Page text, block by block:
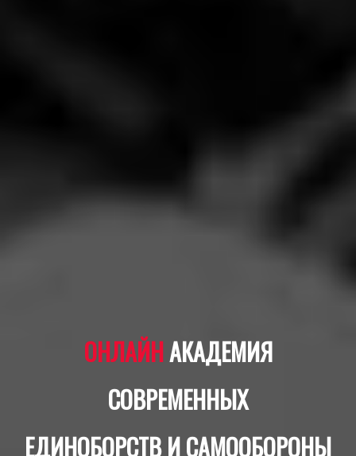
ОНЛАЙНАКАДЕМИЯ
СОВРЕМЕННЫХ
ЕДИНОБОРСТВ И САМООБОРОНЫ